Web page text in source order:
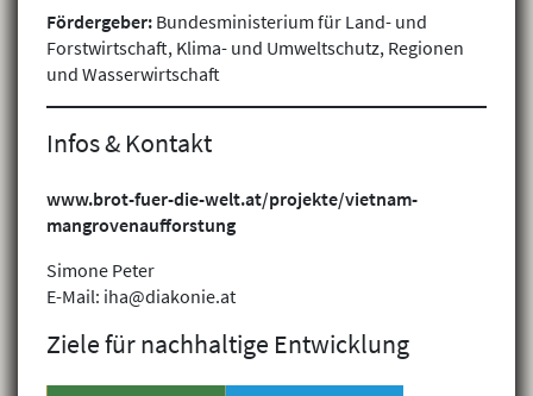
Fördergeber: Bundesministerium für Land- und
Forstwirtschaft, Klima- und Umweltschutz, Regionen
und Wasserwirtschaft
Infos & Kontakt
www.brot-fuer-die-welt.at/projekte/vietnam-
mangrovenaufforstung
Simone Peter
E-Mail: iha@diakonie.at
Ziele für nachhaltige Entwicklung